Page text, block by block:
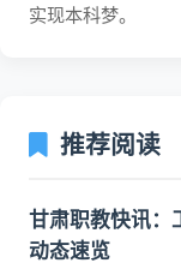
实现本科梦。
推荐阅读
甘肃职教快讯：
动态速览